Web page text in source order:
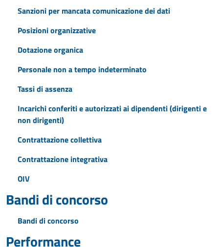
Sanzioni per mancata comunicazione dei dati
Posizioni organizzative
Dotazione organica
Personale non a tempo indeterminato
Tassi di assenza
Incarichi conferiti e autorizzati ai dipendenti (dirigenti e
non dirigenti)
Contrattazione collettiva
Contrattazione integrativa
OIV
Bandi di concorso
Bandi di concorso
Performance